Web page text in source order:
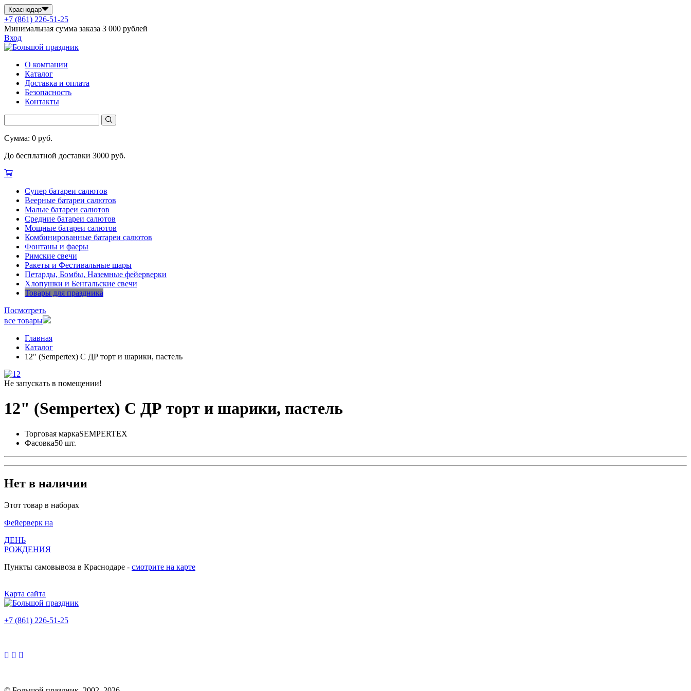
Краснодар
+7 (861) 226-51-25
Минимальная сумма заказа 3 000 рублей
Вход
О компании
Каталог
Доставка и оплата
Безопасность
Контакты
Сумма: 0 руб.
До бесплатной доставки 3000 руб.
Супер батареи салютов
Веерные батареи салютов
Малые батареи салютов
Средние батареи салютов
Мощные батареи салютов
Комбинированные батареи салютов
Фонтаны и фаеры
Римские свечи
Ракеты и Фестивальные шары
Петарды, Бомбы, Наземные фейерверки
Хлопушки и Бенгальские свечи
Товары для праздника
Посмотреть
все товары
Главная
Каталог
12" (Sempertex) С ДР торт и шарики, пастель
Не запускать в помещении!
12" (Sempertex) С ДР торт и шарики, пастель
Торговая маркаSEMPERTEX
Фасовка50 шт.
Нет в наличии
Этот товар в наборах
Фейерверк на
ДЕНЬ
РОЖДЕНИЯ
Пункты самовывоза в Краснодаре - смотрите на карте
Карта сайта
+7 (861) 226-51-25